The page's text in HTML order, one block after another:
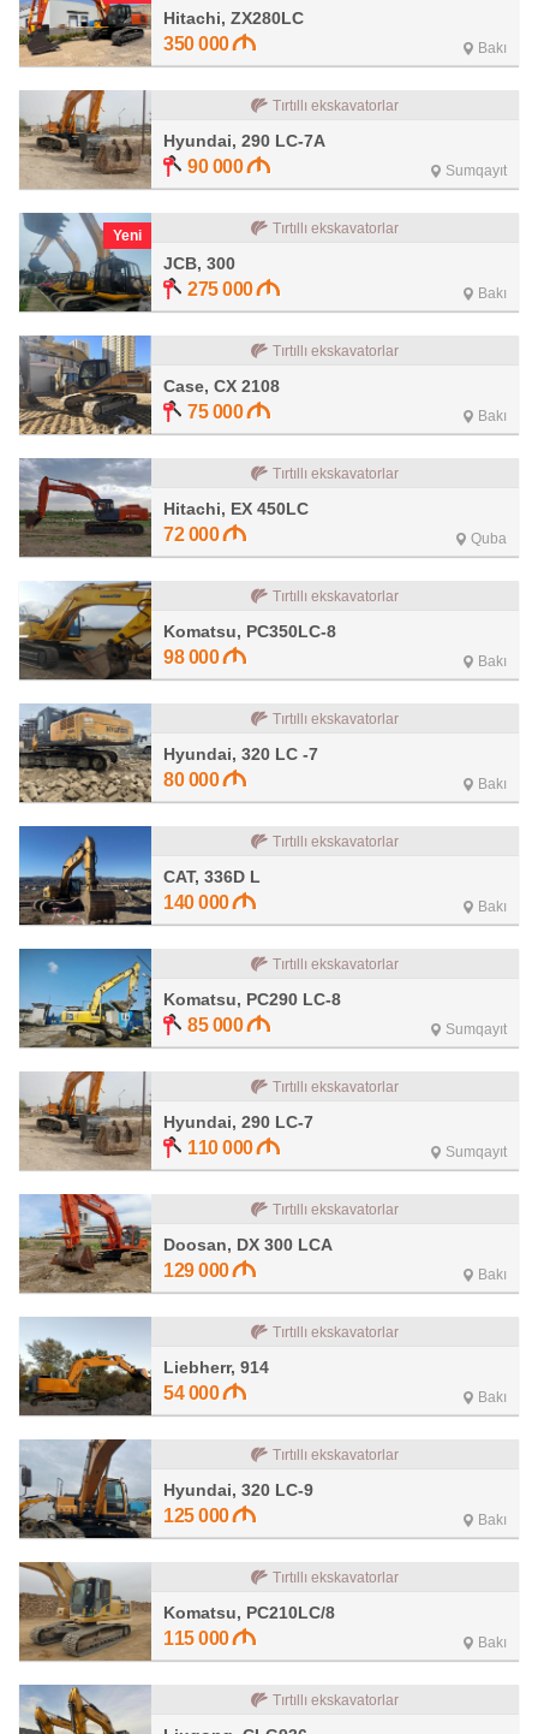
Hitachi, ZX280LC
350 000 Bakı
Tırtıllı ekskavatorlar
Hyundai, 290 LC-7A
90 000 Sumqayıt
Yeni Tırtıllı ekskavatorlar
JCB, 300
275 000 Bakı
Tırtıllı ekskavatorlar
Case, CX 2108
75 000 Bakı
Tırtıllı ekskavatorlar
Hitachi, EX 450LC
72 000 Quba
Tırtıllı ekskavatorlar
Komatsu, PC350LC-8
98 000 Bakı
Tırtıllı ekskavatorlar
Hyundai, 320 LC -7
80 000 Bakı
Tırtıllı ekskavatorlar
CAT, 336D L
140 000 Bakı
Tırtıllı ekskavatorlar
Komatsu, PC290 LC-8
85 000 Sumqayıt
Tırtıllı ekskavatorlar
Hyundai, 290 LC-7
110 000 Sumqayıt
Tırtıllı ekskavatorlar
Doosan, DX 300 LCA
129 000 Bakı
Tırtıllı ekskavatorlar
Liebherr, 914
54 000 Bakı
Tırtıllı ekskavatorlar
Hyundai, 320 LC-9
125 000 Bakı
Tırtıllı ekskavatorlar
Komatsu, PC210LC/8
115 000 Bakı
Tırtıllı ekskavatorlar